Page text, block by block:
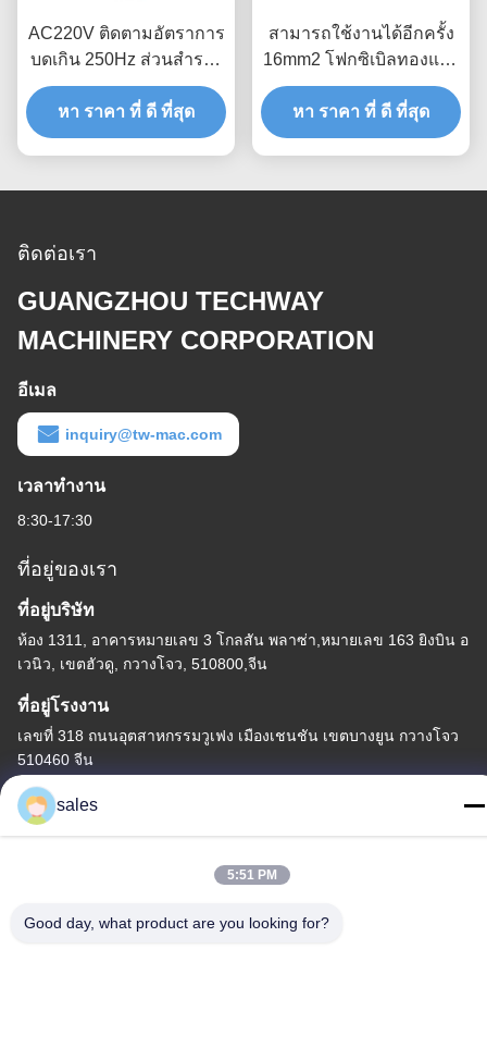
AC220V ติดตามอัตราการ
บดเกิน 250Hz ส่วนสํารอง
ยกด้วยจอดิจิตอล
หา ราคา ที่ ดี ที่สุด
สามารถใช้งานได้อีกครั้ง
16mm2 โฟกซิเบิลทองแดง
ไฟฟ้าบัสบาร์ สไลด์สาย
ติดต่อ
หา ราคา ที่ ดี ที่สุด
ติดต่อเรา
GUANGZHOU TECHWAY
MACHINERY CORPORATION
อีเมล
inquiry@tw-mac.com
เวลาทำงาน
8:30-17:30
ที่อยู่ของเรา
ที่อยู่บริษัท
ห้อง 1311, อาคารหมายเลข 3 โกลสัน พลาซ่า,หมายเลข 163 ยิงบิน อ
เวนิว, เขตฮัวดู, กวางโจว, 510800,จีน
ที่อยู่โรงงาน
เลขที่ 318 ถนนอุตสาหกรรมวูเฟง เมืองเชนชัน เขตบางยูน กวางโจว
510460 จีน
โทรศัพท์
86-20-36969420
sales
5:51 PM
Good day, what product are you looking for?